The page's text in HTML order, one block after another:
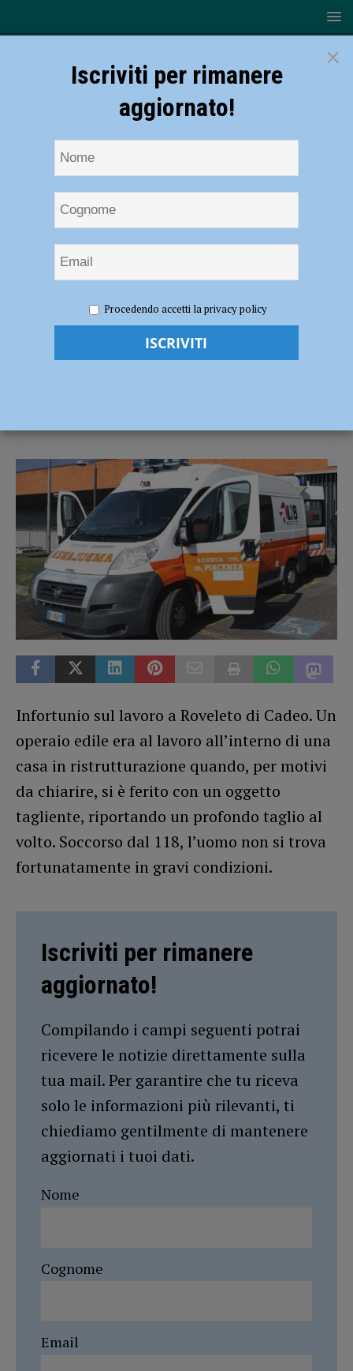
sul lavoro a Roveleto, operaio ferito al volto
Infortunio sul lavoro a Roveleto, operaio
Infortunio sul lavoro a Roveleto di Cadeo. Un
operaio edile era al lavoro all’interno di una
casa in ristrutturazione quando, per motivi
da chiarire, si è ferito con un oggetto
tagliente, riportando un profondo taglio al
volto. Soccorso dal 118, l’uomo non si trova
fortunatamente in gravi condizioni.
Iscriviti per rimanere
aggiornato!
Compilando i campi seguenti potrai
ricevere le notizie direttamente sulla
tua mail. Per garantire che tu riceva
solo le informazioni più rilevanti, ti
chiediamo gentilmente di mantenere
aggiornati i tuoi dati.
Nome
Cognome
Email
×
Iscriviti per rimanere
aggiornato!
Procedendo accetti la privacy policy